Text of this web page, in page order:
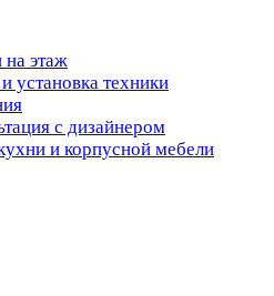
этаж
установка техники
с дизайнером
и корпусной мебели